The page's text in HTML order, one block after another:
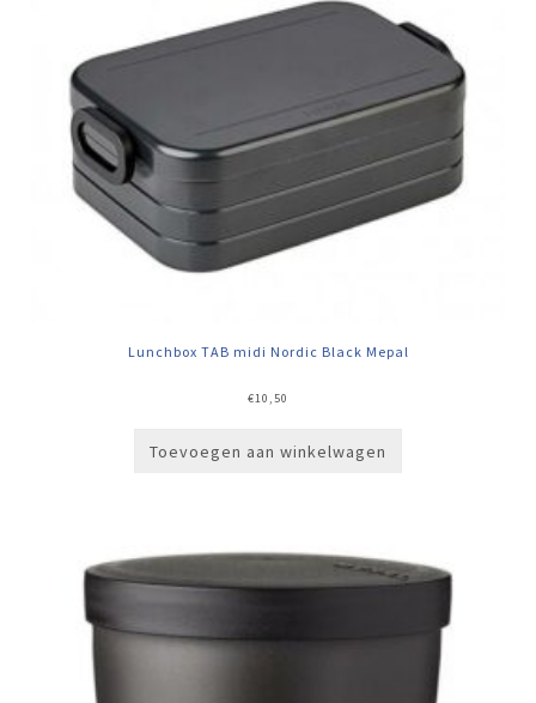
Lunchbox TAB midi Nordic Black Mepal
€10,50
Toevoegen aan winkelwagen